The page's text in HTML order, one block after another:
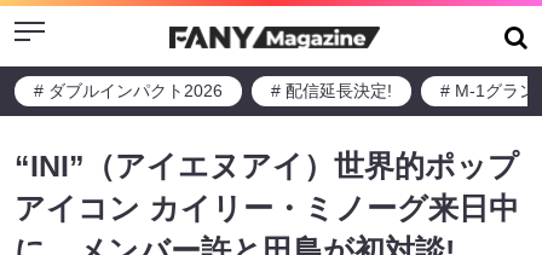
Menu
# ダブルインパクト2026 # 配信延長決定! # M-1グラン
“INI”（アイエヌアイ）世界的ポップ
アイコン カイリー・ミノーグ来日中